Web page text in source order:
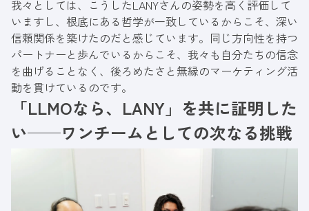
我々としては、こうしたLANYさんの姿勢を高く評価して
いますし、根底にある哲学が一致しているからこそ、深い
信頼関係を築けたのだと感じています。同じ方向性を持つ
パートナーと歩んでいるからこそ、我々も自分たちの信念
を曲げることなく、後ろめたさと無縁のマーケティング活
動を貫けているのです。
「LLMOなら、LANY」を共に証明した
い──ワンチームとしての次なる挑戦